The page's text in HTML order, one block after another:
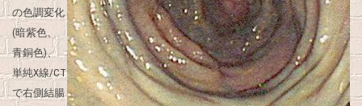
の色調変化
(暗紫色、
青銅色)、
単純X線/CT
で右側結腸